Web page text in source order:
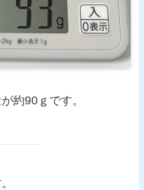
約90ｇです。